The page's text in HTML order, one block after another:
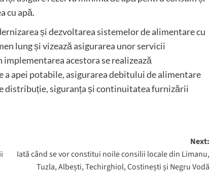
cu apă.
și dezvoltarea sistemelor de alimentare cu
lung și vizează asigurarea unor servicii
acestora se realizează
apei potabile, asigurarea debitului de alimentare
distribuție, siguranța și continuitatea furnizării
Next:
Iată când se vor constitui noile consilii locale din Limanu,
Tuzla, Albești, Techirghiol, Costinești și Negru Vodă